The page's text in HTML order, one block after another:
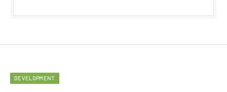
DEVELOPMENT